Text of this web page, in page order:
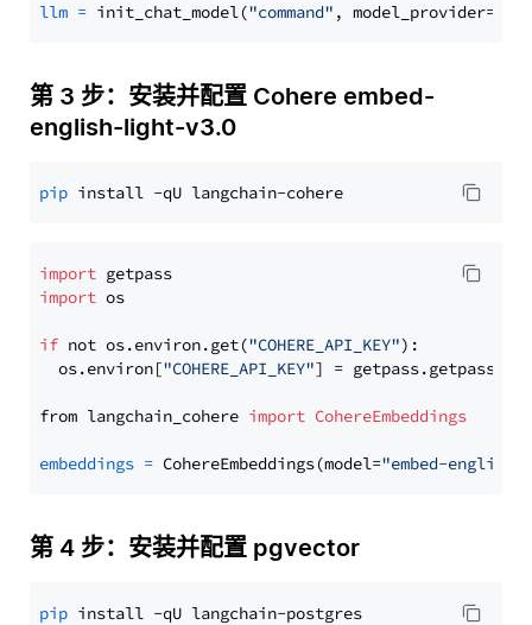
llm = init_chat_model("command" , model_provider=
第 3 步：安装并配置 Cohere embed-
english-light-v3.0
pip
import
import os
if not os.environ.get("COHERE_API_KEY"):
  os.environ[
"COHERE_API_KEY"] = getpass.getpass(
from langchain_cohere import CohereEmbeddings
embeddings = CohereEmbeddings(model="embed-
第 4 步：安装并配置 pgvector
pip